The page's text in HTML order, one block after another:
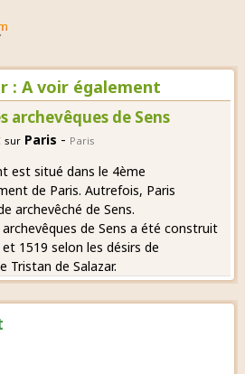
: A voir également
archevêques de Sens
sur Paris - Paris
est situé dans le 4ème
de Paris. Autrefois, Paris
archevêché de Sens.
de Sens a été construit
1519 selon les désirs de
Tristan de Salazar.